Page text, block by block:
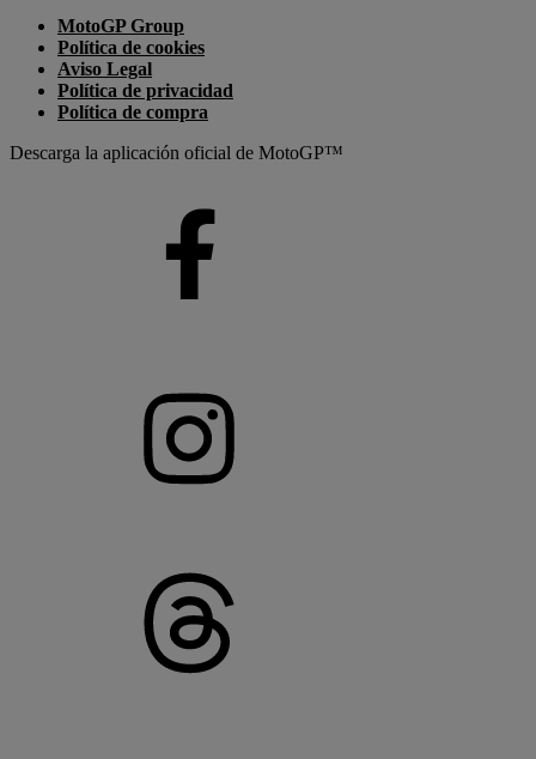
MotoGP Group
Política de cookies
Aviso Legal
Política de privacidad
Política de compra
Descarga la aplicación oficial de MotoGP™